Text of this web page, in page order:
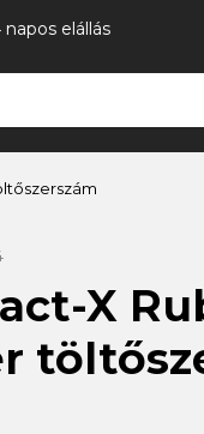
napos elállás
X